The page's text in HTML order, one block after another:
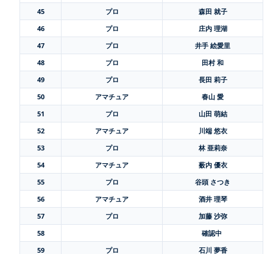
45
プロ
森田 就子
46
プロ
庄内 理湖
47
プロ
井手 絵愛里
48
プロ
田村 和
49
プロ
長田 莉子
50
アマチュア
春山 愛
51
プロ
山田 萌結
52
アマチュア
川端 悠衣
53
プロ
林 亜莉奈
54
アマチュア
薮内 優衣
55
プロ
谷頭 さつき
56
アマチュア
酒井 理琴
57
プロ
加藤 沙弥
58
確認中
59
プロ 石川 夢香